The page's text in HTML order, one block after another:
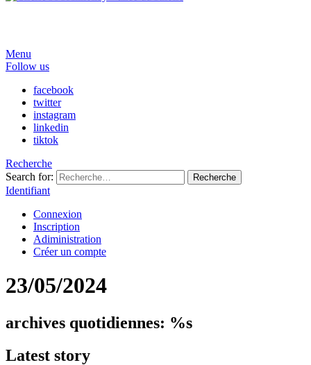
Menu
Follow us
facebook
twitter
instagram
linkedin
tiktok
Recherche
Search for:
Recherche
Identifiant
Connexion
Inscription
Adiministration
Créer un compte
23/05/2024
archives quotidiennes: %s
Latest story